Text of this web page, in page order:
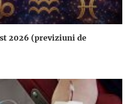
2026 (previziuni de